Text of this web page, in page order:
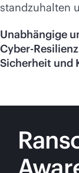
standzuhalten
Unabhängige
Cyber-Resilienz
Sicherheit und